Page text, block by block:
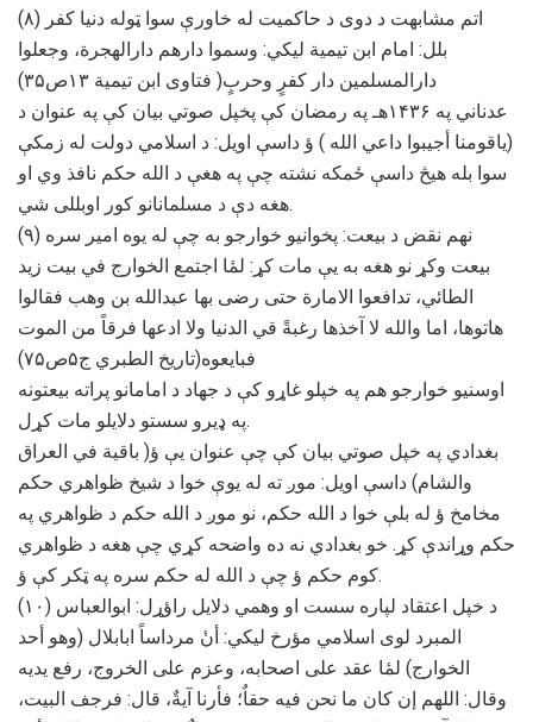
(۸) اتم مشابهت د دوی د حاکمیت له خاورې سوا ټوله دنیا کفر
بلل: امام ابن تیمیة لیکي: وسموا دارهم دارالهجرة، وجعلوا
دارالمسلمین دار کفرٍ وحربٍ( فتاوی ابن تیمیة ۱۳ص۳۵)
عدناني په ۱۴۳۶هـ په رمضان کې پخپل صوتي بیان کې په عنوان د
(یاقومنا أجیبوا داعي الله ) ؤ داسې اویل: د اسلامي دولت له زمکې
سوا بله هیڅ داسې ځمکه نشته چې په هغې د الله حکم نافذ وي او
هغه دې د مسلمانانو کور اوبللی شي.
(۹) نهم نقض د بیعت: پخوانیو خوارجو به چې له یوه امیر سره
بیعت وکړ نو هغه به یې مات کړ: لمٔا اجتمع الخوارج في بیت زید
الطائي، تدافعوا الامارة حتی رضی بها عبدالله بن وهب فقالوا
هاتوها، اما والله لا آخذها رغبةً قي الدنیا ولا ادعها فرقاً من الموت
فبایعوه(تاریخ الطبري ج۵ص۷۵)
اوسنیو خوارجو هم په خپلو غاړو کې د جهاد د امامانو پراته بیعتونه
په ډیرو سستو دلایلو مات کړل.
بغدادي په خپل صوتي بیان کې چې عنوان یې ؤ( باقیة في العراق
والشام) داسې اویل: موږ ته له یوې خوا د شیخ ظواهري حکم
مخامخ ؤ له بلې خوا د الله حکم، نو موږ د الله حکم د ظواهري په
حکم وړاندې کړ. خو بغدادي نه ده واضحه کړي چې هغه د ظواهري
کوم حکم ؤ چې د الله له حکم سره په ټکر کې ؤ.
(۱۰) د خپل اعتقاد لپاره سست او وهمي دلایل راؤړل: ابوالعباس
المبرد لوی اسلامي مؤرخ لیکي: أنٔ مرداساً ابابلال (وهو أحد
الخوارج) لمٔا عقد علی اصحابه، وعزم علی الخروج، رفع یدیه
وقال: اللهم إن كان ما نحن فيه حقاٌ؛ فأرنا آيةٌ، قال: فرجف البيت،